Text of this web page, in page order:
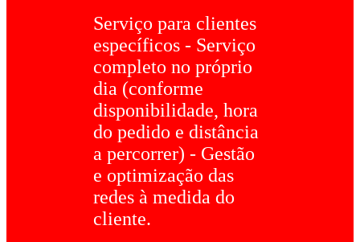
Serviço para clientes
específicos - Serviço
completo no próprio
dia (conforme
disponibilidade, hora
do pedido e distância
a percorrer) - Gestão
e optimização das
redes à medida do
cliente.